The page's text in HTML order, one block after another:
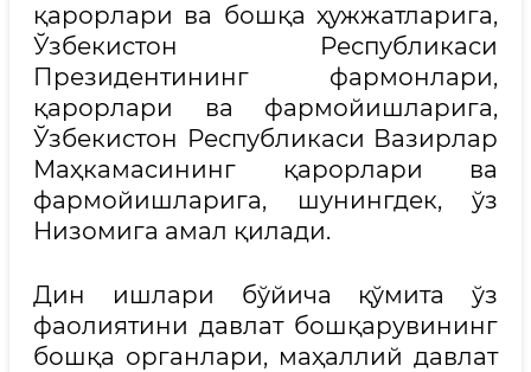
қарорлари ва бошқа ҳужжатларига,
Ўзбекистон Республикаси
Президентининг фармонлари,
қарорлари ва фармойишларига,
Ўзбекистон Республикаси Вазирлар
Маҳкамасининг қарорлари ва
фармойишларига, шунингдек, ўз
Низомига амал қилади.
Дин ишлари бўйича қўмита ўз
фаолиятини давлат бошқарувининг
бошқа органлари, маҳаллий давлат